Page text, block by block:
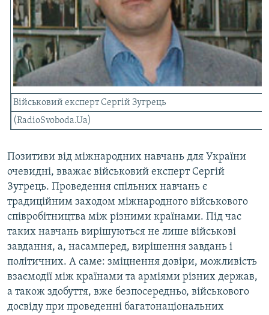
Військовий експерт Сергій Зугрець
(RadioSvoboda.Ua)
Позитиви від міжнародних навчань для України
очевидні, вважає військовий експерт Сергій
Зугрець. Проведення спільних навчань є
традиційним заходом міжнародного військового
співробітництва між різними країнами. Під час
таких навчань вирішуються не лише військові
завдання, а, насамперед, вирішення завдань і
політичних. А саме: зміцнення довіри, можливість
взаємодії між країнами та арміями різних держав,
а також здобуття, вже безпосередньо, військового
досвіду при проведенні багатонаціональних